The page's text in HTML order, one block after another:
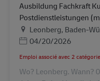
Ausbildung Fachkraft
Postdienstleistungen
LieuLeonberg, Baden-
Posted Date
04/20/2026
Emploi associé avec 2
Wo? Leonberg. Wann?